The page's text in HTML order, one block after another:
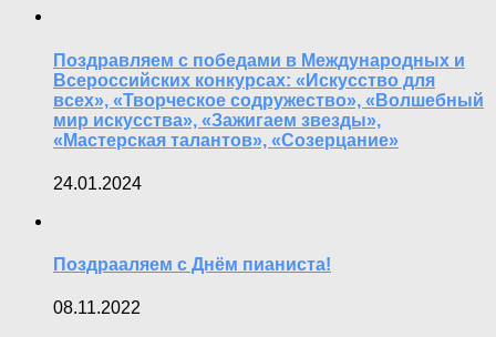
Поздравляем с победами в Международных и
Всероссийских конкурсах: «Искусство для
всех», «Творческое содружество», «Волшебный
мир искусства», «Зажигаем звезды»,
«Мастерская талантов», «Созерцание»
24.01.2024
Поздрааляем с Днём пианиста!
08.11.2022